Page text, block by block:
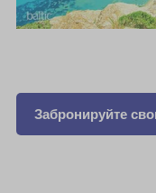
Забронируйте